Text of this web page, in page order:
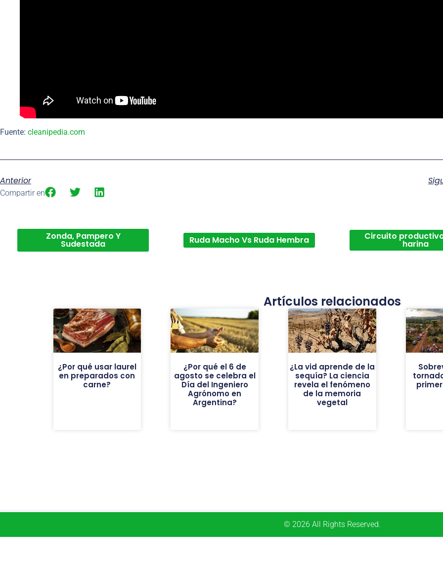
Fuente: cleanipedia.com
Anterior
Compartir en
Zonda, Pampero Y
Sudestada Ruda Macho Vs Ruda Hembra Circuito
harina
Artículos relacionados
¿Por qué usar laurel
en preparados con
carne?
¿Por qué el 6 de
agosto se celebra el
Día del Ingeniero
Agrónomo en
Argentina?
¿La vid aprende de la
sequía? La ciencia
revela el fenómeno
de la memoria
vegetal
© 2026 All Rights Reserved.